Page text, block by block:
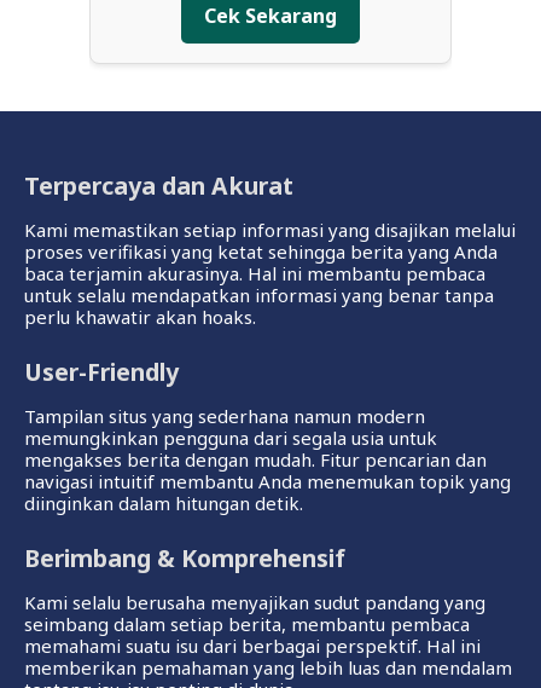
Cek Sekarang
Terpercaya dan Akurat
Kami memastikan setiap informasi yang disajikan melalui
proses verifikasi yang ketat sehingga berita yang Anda
baca terjamin akurasinya. Hal ini membantu pembaca
untuk selalu mendapatkan informasi yang benar tanpa
perlu khawatir akan hoaks.
User-Friendly
Tampilan situs yang sederhana namun modern
memungkinkan pengguna dari segala usia untuk
mengakses berita dengan mudah. Fitur pencarian dan
navigasi intuitif membantu Anda menemukan topik yang
diinginkan dalam hitungan detik.
Berimbang & Komprehensif
Kami selalu berusaha menyajikan sudut pandang yang
seimbang dalam setiap berita, membantu pembaca
memahami suatu isu dari berbagai perspektif. Hal ini
memberikan pemahaman yang lebih luas dan mendalam